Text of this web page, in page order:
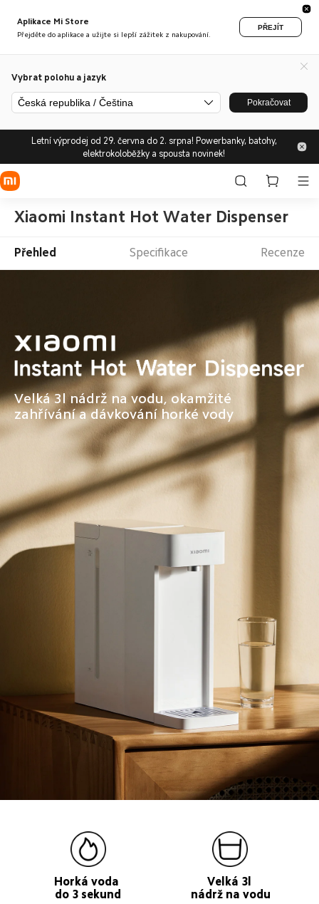
Aplikace Mi Store
Přejděte do aplikace a užijte si lepší zážitek z nakupování.
PŘEJÍT
Vybrat polohu a jazyk
Česká republika / Čeština Pokračovat
Letní výprodej od 29. června do 2. srpna! Powerbanky, batohy,
elektrokoloběžky a spousta novinek!
Xiaomi Instant Hot Water Dispenser
Přehled Specifikace Recenze
Velká 3l nádrž na vodu, okamžité
zahřívání a dávkování horké vody
Horká voda
do 3 sekund
Velká 3l
nádrž na vodu